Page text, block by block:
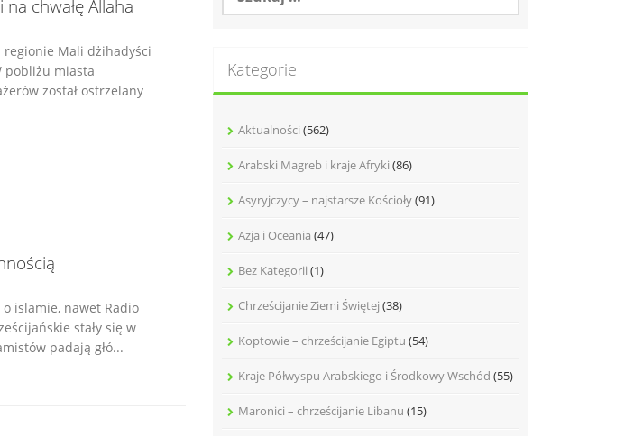
chwałę Allaha
Mali dżihadyści
pobliżu miasta
został ostrzelany
islamie, nawet Radio
stały się w
padają głó...
u
:
Kategorie
Aktualności (562)
Arabski Magreb i kraje Afryki (86)
Asyryjczycy – najstarsze Kościoły(91)
Azja i Oceania (47)
Bez Kategorii (1)
Chrześcijanie Ziemi Świętej (38)
Koptowie – chrześcijanie Egiptu (54)
Kraje Półwyspu Arabskiego i Środkowy Wschód (55)
Maronici – chrześcijanie Libanu (15)